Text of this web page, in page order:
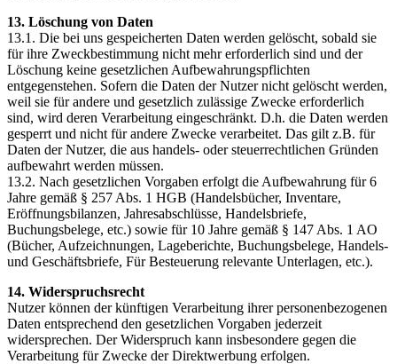
13. Löschung von Daten
13.1. Die bei uns gespeicherten Daten werden gelöscht, sobald sie
für ihre Zweckbestimmung nicht mehr erforderlich sind und der
Löschung keine gesetzlichen Aufbewahrungspflichten
entgegenstehen. Sofern die Daten der Nutzer nicht gelöscht werden,
weil sie für andere und gesetzlich zulässige Zwecke erforderlich
sind, wird deren Verarbeitung eingeschränkt. D.h. die Daten werden
gesperrt und nicht für andere Zwecke verarbeitet. Das gilt z.B. für
Daten der Nutzer, die aus handels- oder steuerrechtlichen Gründen
aufbewahrt werden müssen.
13.2. Nach gesetzlichen Vorgaben erfolgt die Aufbewahrung für 6
Jahre gemäß § 257 Abs. 1 HGB (Handelsbücher, Inventare,
Eröffnungsbilanzen, Jahresabschlüsse, Handelsbriefe,
Buchungsbelege, etc.) sowie für 10 Jahre gemäß § 147 Abs. 1 AO
(Bücher, Aufzeichnungen, Lageberichte, Buchungsbelege, Handels-
und Geschäftsbriefe, Für Besteuerung relevante Unterlagen, etc.).
14. Widerspruchsrecht
Nutzer können der künftigen Verarbeitung ihrer personenbezogenen
Daten entsprechend den gesetzlichen Vorgaben jederzeit
widersprechen. Der Widerspruch kann insbesondere gegen die
Verarbeitung für Zwecke der Direktwerbung erfolgen.